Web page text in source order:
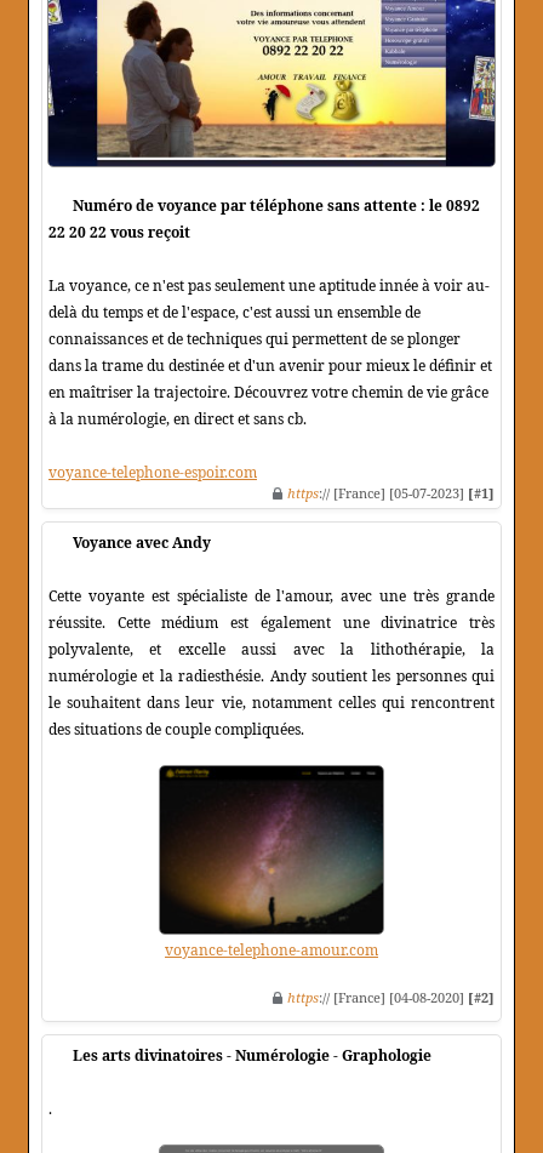
Numéro de voyance par téléphone sans attente : le 0892
22 20 22 vous reçoit
La voyance, ce n'est pas seulement une aptitude innée à voir au-
delà du temps et de l'espace, c'est aussi un ensemble de
connaissances et de techniques qui permettent de se plonger
dans la trame du destinée et d'un avenir pour mieux le définir et
en maîtriser la trajectoire. Découvrez votre chemin de vie grâce
à la numérologie, en direct et sans cb.
voyance-telephone-espoir.com
https:// [France] [05-07-2023] [#1]
Voyance avec Andy
Cette voyante est spécialiste de l'amour, avec une très grande
réussite. Cette médium est également une divinatrice très
polyvalente, et excelle aussi avec la lithothérapie, la
numérologie et la radiesthésie. Andy soutient les personnes qui
le souhaitent dans leur vie, notamment celles qui rencontrent
des situations de couple compliquées.
voyance-telephone-amour.com
https:// [France] [04-08-2020] [#2]
Les arts divinatoires - Numérologie - Graphologie
.